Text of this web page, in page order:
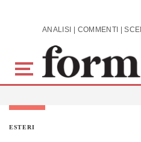
Skip to main content
ESTERI